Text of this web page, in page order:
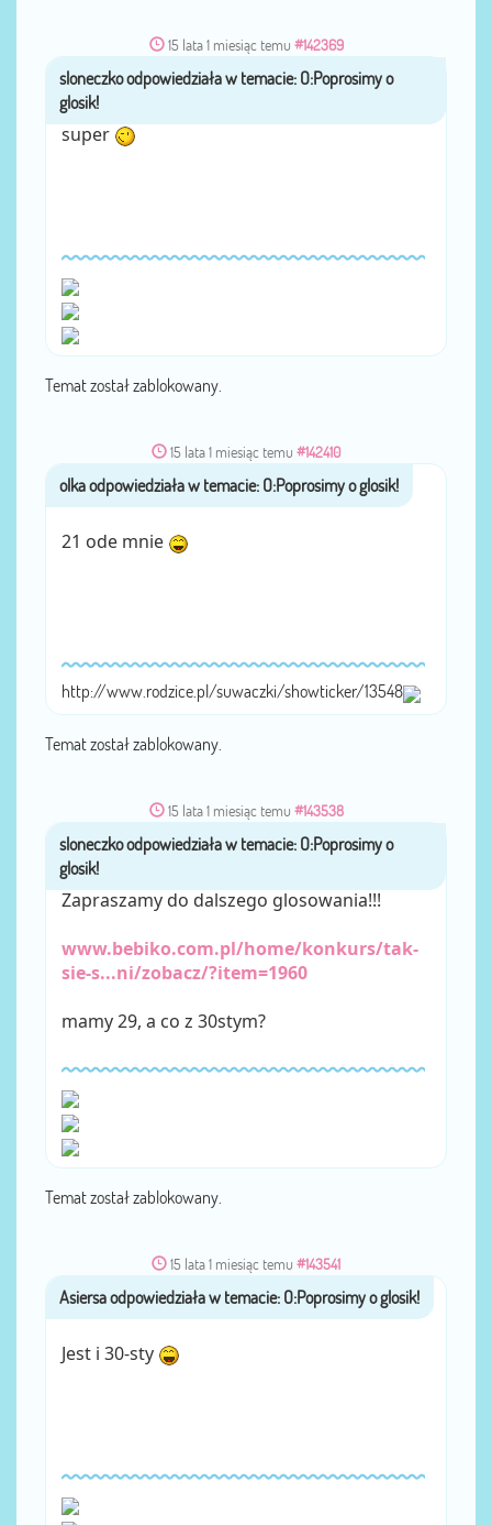
15 lata 1 miesiąc temu #142369
przezsloneczko
super
Temat został zablokowany.
15 lata 1 miesiąc temu #142410
przezolka
21 ode mnie
http://www.rodzice.pl/suwaczki/showticker/13548
Temat został zablokowany.
15 lata 1 miesiąc temu #143538
przezsloneczko
Zapraszamy do dalszego glosowania!!!
www.bebiko.com.pl/home/konkurs/tak-
sie-s...ni/zobacz/?item=1960
mamy 29, a co z 30stym?
Temat został zablokowany.
15 lata 1 miesiąc temu #143541
przezAsiersa
Jest i 30-sty